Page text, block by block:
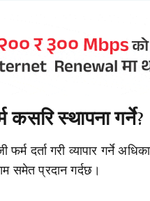
कसरि स्थापना गर्ने?
फर्म दर्ता गरी व्यापार गर्ने
समेत प्रदान गर्दछ।